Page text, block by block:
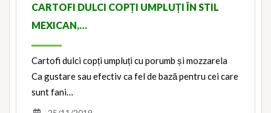
CARTOFI DULCI COPȚI UMPLUȚI ÎN STIL
MEXICAN,…
Cartofi dulci copți umpluți cu porumb și mozzarela
Ca gustare sau efectiv ca fel de bază pentru cei care
sunt fani…